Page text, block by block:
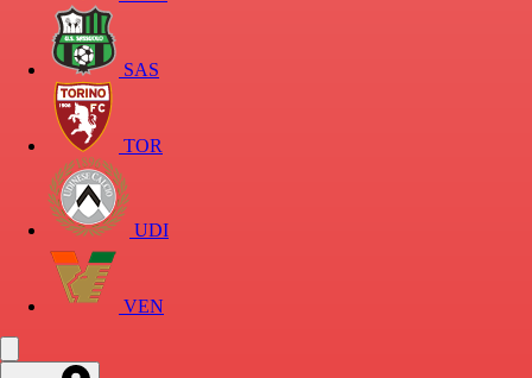
SAS
TOR
UDI
VEN